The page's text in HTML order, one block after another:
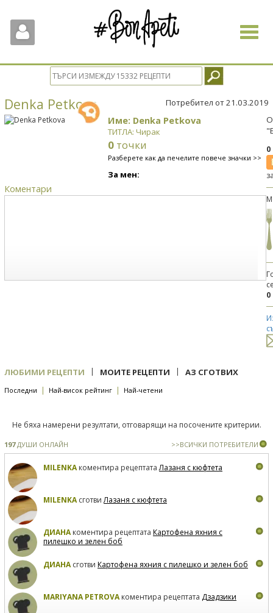
Toggle
Denka Petkova Потребител от 21.03.2019
Име: Denka Petkova
ТИТЛА: Чирак
0 точки
Разберете как да печелите повече значки >>
За мен:
Коментари
0
ЛЮБИМИ РЕЦЕПТИ | МОИТЕ РЕЦЕПТИ | АЗ СГОТВИХ
Последни | Най-висок рейтинг | Най-четени
Не бяха намерени резултати, отговарящи на посочените критерии.
197ДУШИ ОНЛАЙН >>ВСИЧКИ ПОТРЕБИТЕЛИ
MILENKAкоментира рецептатаЛазаня с кюфтета
MILENKAсготвиЛазаня с кюфтета
ДИАНАкоментира рецептата Картофена яхния с
пилешко и зелен боб
ДИАНАсготви Картофена яхния с пилешко и зелен боб
MARIYANA PETROVAкоментира рецептата Дзадзики